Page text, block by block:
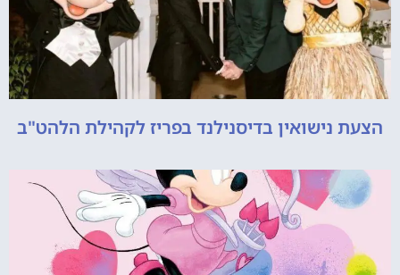
הצעת נישואין בדיסנילנד בפריז לקהילת הלהט"ב